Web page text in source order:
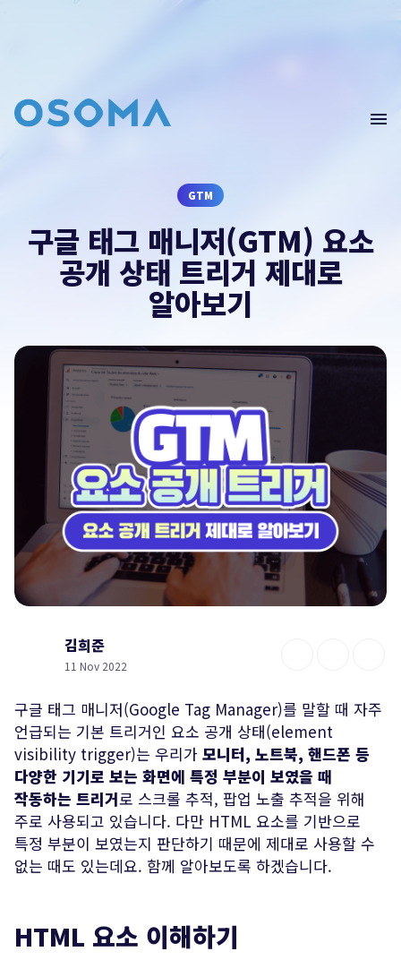
Home
Webinar
컨설팅 문의
GTM
구글 태그 매니저(GTM) 요소
공개 상태 트리거 제대로
알아보기
김희준
11 Nov 2022
구글 태그 매니저(Google Tag Manager)를 말할 때 자주
언급되는 기본 트리거인 요소 공개 상태(element
visibility trigger)는 우리가 모니터, 노트북, 핸드폰 등
다양한 기기로 보는 화면에 특정 부분이 보였을 때
작동하는 트리거로 스크롤 추적, 팝업 노출 추적을 위해
주로 사용되고 있습니다. 다만 HTML 요소를 기반으로
특정 부분이 보였는지 판단하기 때문에 제대로 사용할 수
없는 때도 있는데요. 함께 알아보도록 하겠습니다.
HTML 요소 이해하기
문의남기기
오픈소스마케팅의 컨설팅이 필요하시다면 문의를
남겨주세요.
contact@osoma.kr
서비스 소개서 보기